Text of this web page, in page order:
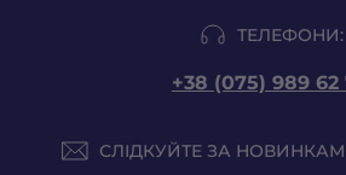
ТЕЛЕФОНИ:
+38 (075) 989 62
СЛІДКУЙТЕ ЗА